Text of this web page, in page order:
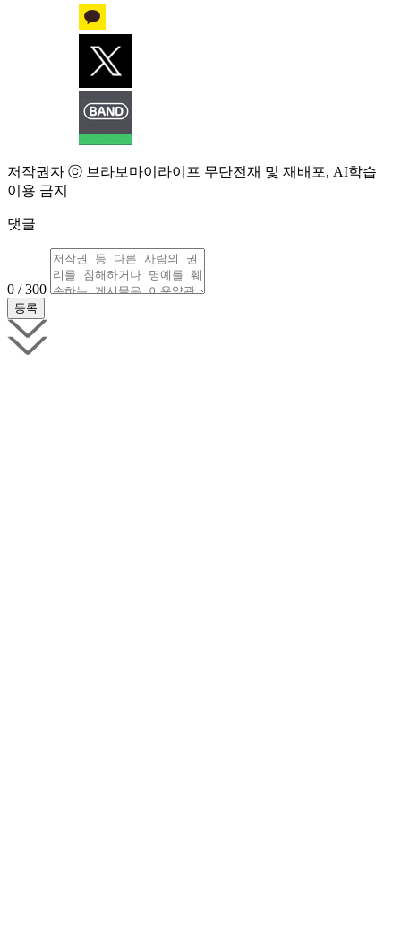
저작권자 ⓒ 브라보마이라이프 무단전재 및 재배포, AI학습
이용 금지
댓글
0 / 300